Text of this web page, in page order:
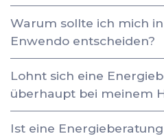
Warum sollte ich mich
Enwendo entscheiden?
Lohnt sich eine
überhaupt bei meinem
Ist eine